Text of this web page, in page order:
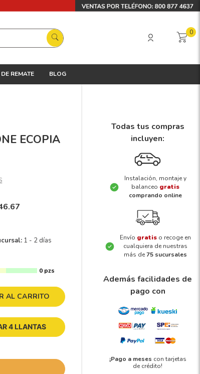
0
REMATE BLOG
ECOPIA
.67
1 - 2 días
0 pzs
AL CARRITO
4 LLANTAS
Todas tus compras
incluyen:
Instalación, montaje y
balanceo gratis
comprando online
Envío gratis o recoge en
cualquiera de nuestras
más de75 sucursales
Además facilidades de
pago con
¡Pago a meses con tarjetas
de crédito!